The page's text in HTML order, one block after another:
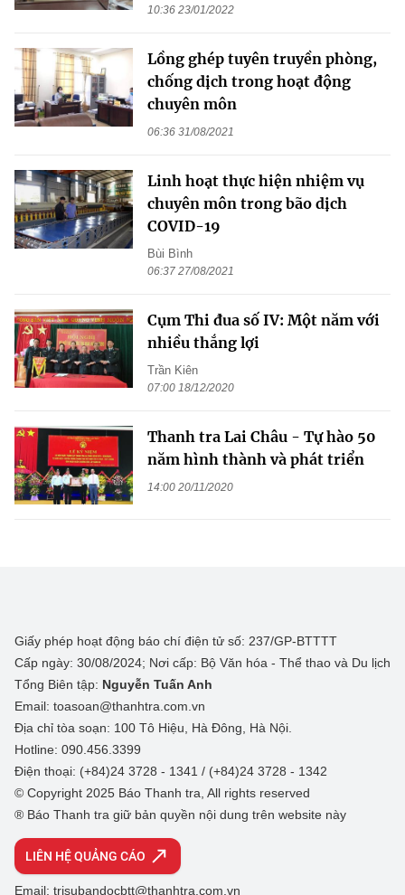
10:36 23/01/2022
Lồng ghép tuyên truyền phòng,
chống dịch trong hoạt động
chuyên môn
06:36 31/08/2021
Linh hoạt thực hiện nhiệm vụ
chuyên môn trong bão dịch
COVID-19
Bùi Bình
06:37 27/08/2021
Cụm Thi đua số IV: Một năm với
nhiều thắng lợi
Trần Kiên
07:00 18/12/2020
Thanh tra Lai Châu - Tự hào 50
năm hình thành và phát triển
14:00 20/11/2020
Giấy phép hoạt động báo chí điện tử số: 237/GP-BTTTT
Cấp ngày: 30/08/2024; Nơi cấp: Bộ Văn hóa - Thể thao và Du lịch
Tổng Biên tập: Nguyễn Tuấn Anh
Email: toasoan@thanhtra.com.vn
Địa chỉ tòa soạn: 100 Tô Hiệu, Hà Đông, Hà Nội.
Hotline: 090.456.3399
Điện thoại: (+84)24 3728 - 1341 / (+84)24 3728 - 1342
© Copyright 2025 Báo Thanh tra, All rights reserved
® Báo Thanh tra giữ bản quyền nội dung trên website này
LIÊN HỆ QUẢNG CÁO
Email: trisubandocbtt@thanhtra.com.vn